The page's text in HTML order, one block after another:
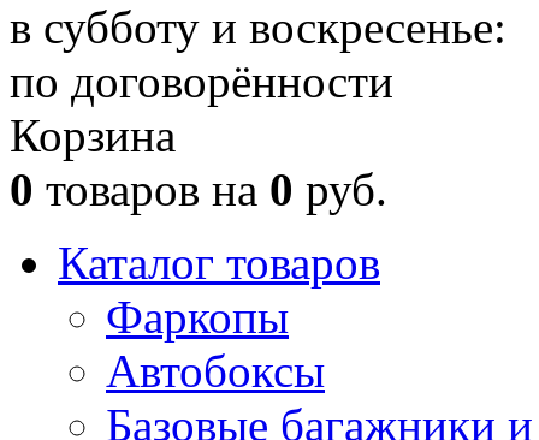
в субботу и воскресенье:
по договорённости
Корзина
0 товаров на 0 руб.
Каталог товаров
Фаркопы
Автобоксы
Базовые багажники